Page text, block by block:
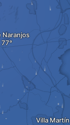
Villa Martín
Naranjos